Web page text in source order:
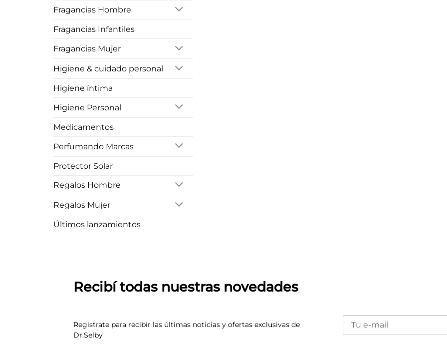
Fragancias Hombre
Fragancias Infantiles
Fragancias Mujer
Higiene & cuidado personal
Higiene íntima
Higiene Personal
Medicamentos
Perfumando Marcas
Protector Solar
Regalos Hombre
Regalos Mujer
Últimos lanzamientos
Recibí todas nuestras novedades
Registrate para recibir las últimas noticias y ofertas exclusivas de
Dr.Selby